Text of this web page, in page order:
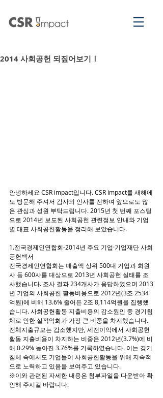
2014 사회공헌 되짚어보기Ⅰ
안녕하세요 CSR impact입니다. CSR impact를 새해에
도 방문해 주셔서 감사의 인사를 전하며 앞으로도 많
은 관심과 성원 부탁드립니다. 2015년 첫 번째 포스팅
으로 2014년 보도된 사회공헌 관련정보 안내와 기업
별 대표 사회공헌활동을 정리해 보았습니다.
1.전국경제인연합회-2014년 주요 기업·기업재단 사회
공헌백서
전국경제인연합회는 매출액 상위 500대 기업과 회원
사 등 600사를 대상으로 2013년 사회공헌 실태를 조
사했습니다. 조사 결과 234개사가 응답하였으며 2013
년 기업의 사회공헌 활동비용으로 2012년(3조 2534
억원)에 비해 13.6% 줄어든 2조 8,114억원을 집행했
습니다. 사회공헌활동 지출비용의 감소원인 중 경기침
체로 인한 실적악화가 가장 큰 비중을 차지했습니다.
전체지출규모는 감소했지만, 세전이익에서 사회공헌
활동 지출비용이 차지하는 비중은 2012년(3.7%)에 비
해 0.29% 높아진 3.76%를 기록하였습니다. 이는 경기
침체 속에서도 기업들이 사회공헌활동을 위해 지속적
으로 노력하고 있음을 보여주고 있습니다.
※이와 관련된 자세한 내용은 첨부파일을 다운받아 확
인해 주시길 바랍니다.